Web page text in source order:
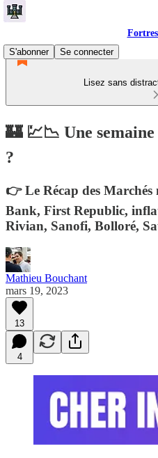
S'abonner
Se connecter
Lisez sans
🏰 💹📉 Une
?
👉 Le Récap des
Bank, First Republic,
Rivian, Sanofi, Bolloré,
Mathieu Bouchant
mars 19, 2023
13
4